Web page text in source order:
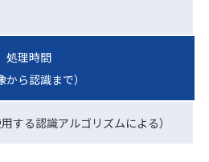
処理時間
から認識まで）
する認識アルゴリズムによる）